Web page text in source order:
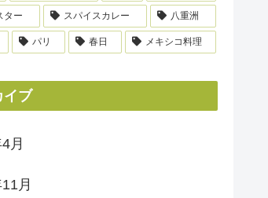
ター スパイスカレー 八重洲
パリ 春日 メキシコ料理
イブ
月
月